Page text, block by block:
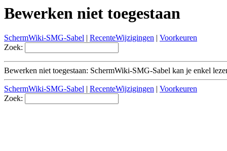
Bewerken niet toegestaan
SchermWiki-SMG-Sabel | RecenteWijzigingen | Voorkeuren
Zoek:
Bewerken niet toegestaan: SchermWiki-SMG-Sabel kan je enkel
SchermWiki-SMG-Sabel | RecenteWijzigingen | Voorkeuren
Zoek: